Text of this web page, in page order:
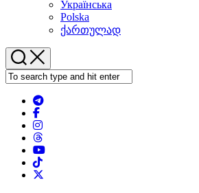
Українська
Polska
ქართულად